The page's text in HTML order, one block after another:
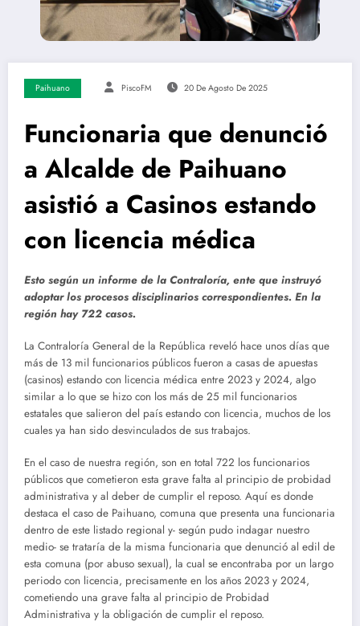
Paihuano PiscoFM 20 De Agosto De 2025
Funcionaria que denunció
a Alcalde de Paihuano
asistió a Casinos estando
con licencia médica
Esto según un informe de la Contraloría, ente que instruyó
adoptar los procesos disciplinarios correspondientes. En la
región hay 722 casos.
La Contraloría General de la República reveló hace unos días que
más de 13 mil funcionarios públicos fueron a casas de apuestas
(casinos) estando con licencia médica entre 2023 y 2024, algo
similar a lo que se hizo con los más de 25 mil funcionarios
estatales que salieron del país estando con licencia, muchos de los
cuales ya han sido desvinculados de sus trabajos.
En el caso de nuestra región, son en total 722 los funcionarios
públicos que cometieron esta grave falta al principio de probidad
administrativa y al deber de cumplir el reposo. Aquí es donde
destaca el caso de Paihuano, comuna que presenta una funcionaria
dentro de este listado regional y- según pudo indagar nuestro
medio- se trataría de la misma funcionaria que denunció al edil de
esta comuna (por abuso sexual), la cual se encontraba por un largo
periodo con licencia, precisamente en los años 2023 y 2024,
cometiendo una grave falta al principio de Probidad
Administrativa y la obligación de cumplir el reposo.